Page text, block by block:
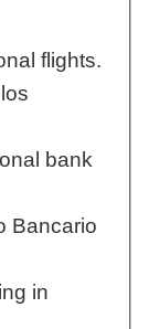
flights.
bank
Bancario
in